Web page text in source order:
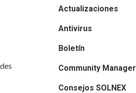
Actualizaciones
Antivirus
Boletín
Community Manager
Consejos SOLNEX